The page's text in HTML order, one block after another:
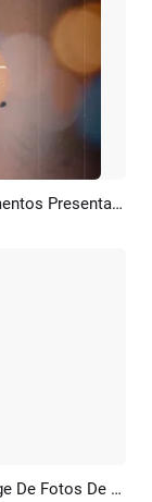
Memorias De La Familia Movimiento Momentos Presentacion De Diapositivas
Superposición De Papel Desgarrado Collage De Fotos De Viajes Globales